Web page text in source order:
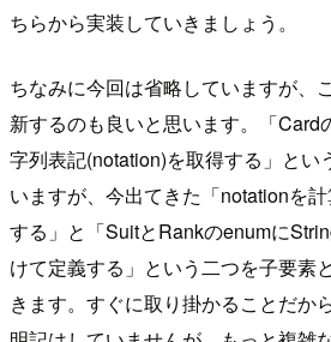
ちらから実装していきましょう。
ちなみに今回は省略していますが、
新するのも良いと思います。「Card
字列表記(notation)を取得する」とい
いますが、今出てきた「notationを
する」と「SuitとRankのenumに
けて定義する」という二つを子要素
きます。すぐに取り掛かることだか